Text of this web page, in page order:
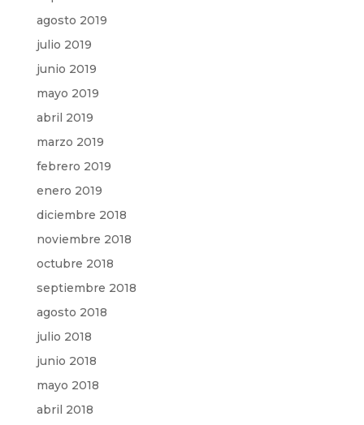
agosto 2019
julio 2019
junio 2019
mayo 2019
abril 2019
marzo 2019
febrero 2019
enero 2019
diciembre 2018
noviembre 2018
octubre 2018
septiembre 2018
agosto 2018
julio 2018
junio 2018
mayo 2018
abril 2018